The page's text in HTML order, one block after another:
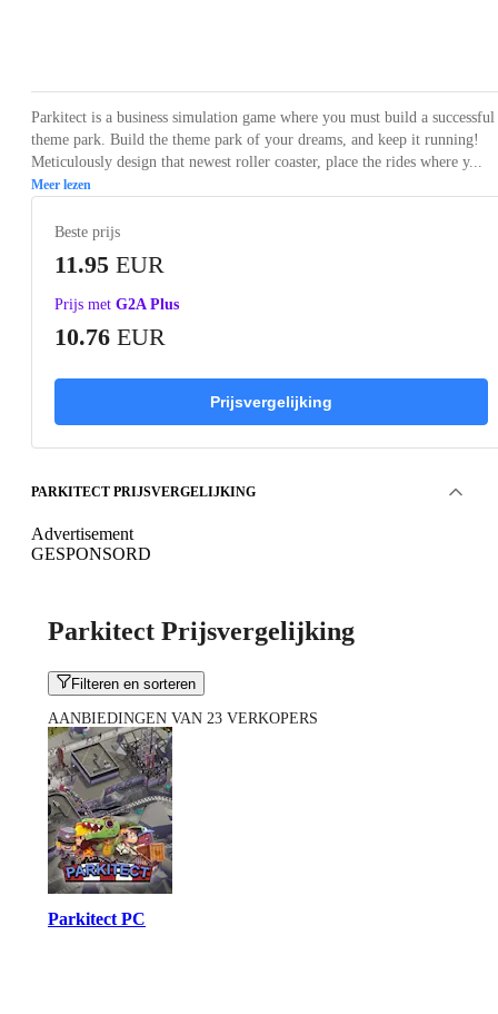
Parkitect is a business simulation game where you must build a successful
theme park. Build the theme park of your dreams, and keep it running!
Meticulously design that newest roller coaster, place the rides where y...
Meer lezen
Beste prijs
11.95 EUR
Prijs met G2A Plus
10.76 EUR
Prijsvergelijking
PARKITECT PRIJSVERGELIJKING
Advertisement
GESPONSORD
Parkitect Prijsvergelijking
Filteren en sorteren
AANBIEDINGEN VAN 23 VERKOPERS
Parkitect PC